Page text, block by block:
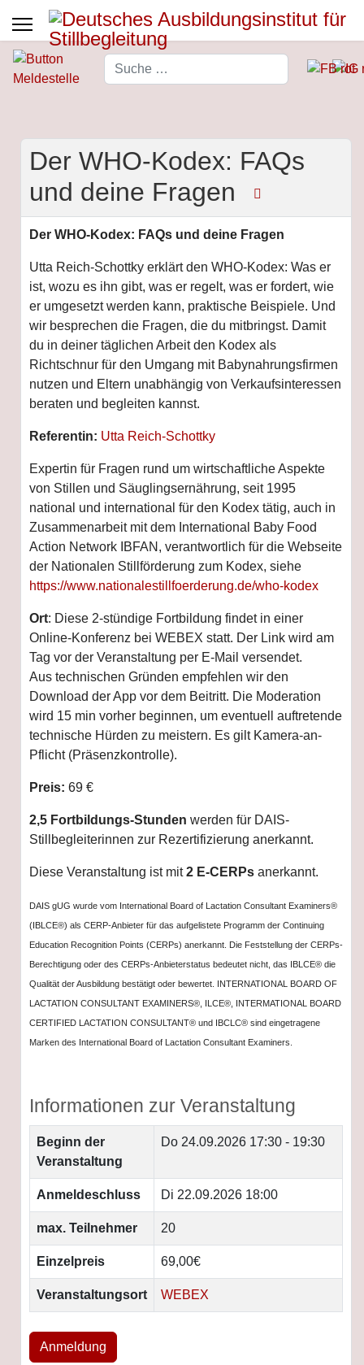
Suchen
Der WHO-Kodex: FAQs
und deine Fragen
Der WHO-Kodex: FAQs und deine Fragen
Utta Reich-Schottky erklärt den WHO-Kodex: Was er
ist, wozu es ihn gibt, was er regelt, was er fordert, wie
er umgesetzt werden kann, praktische Beispiele. Und
wir besprechen die Fragen, die du mitbringst. Damit
du in deiner täglichen Arbeit den Kodex als
Richtschnur für den Umgang mit Babynahrungsfirmen
nutzen und Eltern unabhängig von Verkaufsinteressen
beraten und begleiten kannst.
Referentin: Utta Reich-Schottky
Expertin für Fragen rund um wirtschaftliche Aspekte
von Stillen und Säuglingsernährung, seit 1995
national und international für den Kodex tätig, auch in
Zusammenarbeit mit dem International Baby Food
Action Network IBFAN, verantwortlich für die Webseite
der Nationalen Stillförderung zum Kodex, siehe
https://www.nationalestillfoerderung.de/who-kodex
Ort: Diese 2-stündige Fortbildung findet in einer
Online-Konferenz bei WEBEX statt. Der Link wird am
Tag vor der Veranstaltung per E-Mail versendet.
Aus technischen Gründen empfehlen wir den
Download der App vor dem Beitritt. Die Moderation
wird 15 min vorher beginnen, um eventuell auftretende
technische Hürden zu meistern. Es gilt Kamera-an-
Pflicht (Präsenzkontrolle).
Preis: 69 €
2,5 Fortbildungs-Stunden werden für DAIS-
Stillbegleiterinnen zur Rezertifizierung anerkannt.
Diese Veranstaltung ist mit2 E-CERPs anerkannt.
DAIS gUG wurde vom International Board of Lactation Consultant Examiners®
(IBLCE®) als CERP-Anbieter für das aufgelistete Programm der Continuing
Education Recognition Points (CERPs) anerkannt. Die Feststellung der CERPs-
Berechtigung oder des CERPs-Anbieterstatus bedeutet nicht, das IBLCE® die
Qualität der Ausbildung bestätigt oder bewertet. INTERNATIONAL BOARD OF
LACTATION CONSULTANT EXAMINERS®, ILCE®, INTERMATIONAL BOARD
CERTIFIED LACTATION CONSULTANT® und IBCLC® sind eingetragene
Marken des International Board of Lactation Consultant Examiners.
Informationen zur Veranstaltung
Beginn der
Veranstaltung
Do 24.09.2026 17:30 - 19:30
Anmeldeschluss Di 22.09.2026 18:00
max. Teilnehmer 20
Einzelpreis 69,00€
Veranstaltungsort WEBEX
Anmeldung